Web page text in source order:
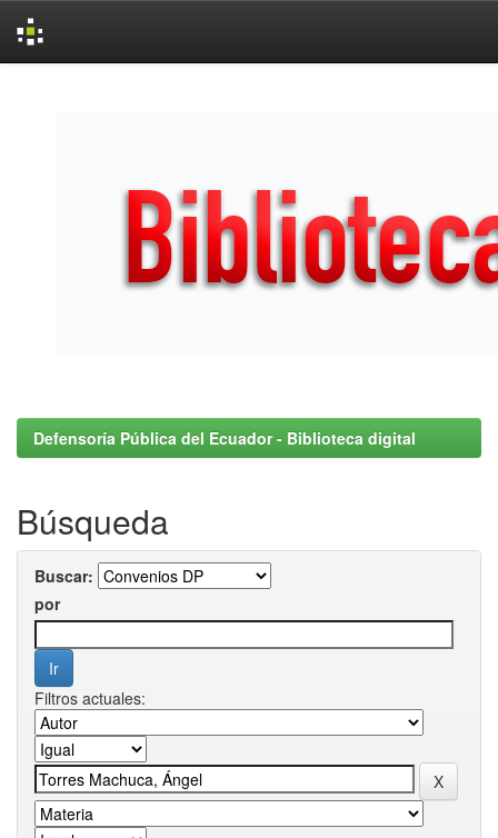
Defensoría Pública del Ecuador - Biblioteca digital
Búsqueda
Buscar:
por
Filtros actuales: